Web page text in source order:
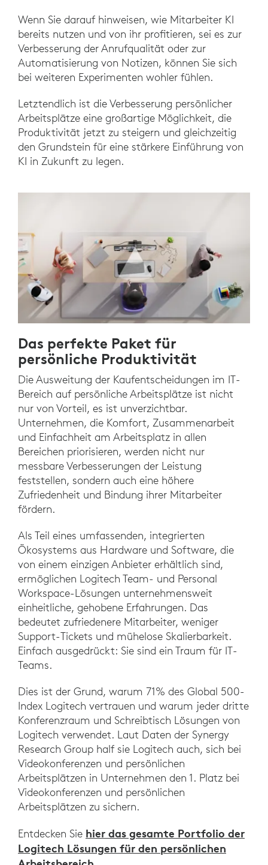
Wenn Sie darauf hinweisen, wie Mitarbeiter KI
bereits nutzen und von ihr profitieren, sei es zur
Verbesserung der Anrufqualität oder zur
Automatisierung von Notizen, können Sie sich
bei weiteren Experimenten wohler fühlen.
Letztendlich ist die Verbesserung persönlicher
Arbeitsplätze eine großartige Möglichkeit, die
Produktivität jetzt zu steigern und gleichzeitig
den Grundstein für eine stärkere Einführung von
KI in Zukunft zu legen.
Das perfekte Paket für
persönliche Produktivität
Die Ausweitung der Kaufentscheidungen im IT-
Bereich auf persönliche Arbeitsplätze ist nicht
nur von Vorteil, es ist unverzichtbar.
Unternehmen, die Komfort, Zusammenarbeit
und Einfachheit am Arbeitsplatz in allen
Bereichen priorisieren, werden nicht nur
messbare Verbesserungen der Leistung
feststellen, sondern auch eine höhere
Zufriedenheit und Bindung ihrer Mitarbeiter
fördern.
Als Teil eines umfassenden, integrierten
Ökosystems aus Hardware und Software, die
von einem einzigen Anbieter erhältlich sind,
ermöglichen Logitech Team- und Personal
Workspace-Lösungen unternehmensweit
einheitliche, gehobene Erfahrungen. Das
bedeutet zufriedenere Mitarbeiter, weniger
Support-Tickets und mühelose Skalierbarkeit.
Einfach ausgedrückt: Sie sind ein Traum für IT-
Teams.
Dies ist der Grund, warum 71% des Global 500-
Index Logitech vertrauen und warum jeder dritte
Konferenzraum und Schreibtisch Lösungen von
Logitech verwendet. Laut Daten der Synergy
Research Group half sie Logitech auch, sich bei
Videokonferenzen und persönlichen
Arbeitsplätzen in Unternehmen den 1. Platz bei
Videokonferenzen und persönlichen
Arbeitsplätzen zu sichern.
Entdecken Sie hier das gesamte Portfolio der
Logitech Lösungen für den persönlichen